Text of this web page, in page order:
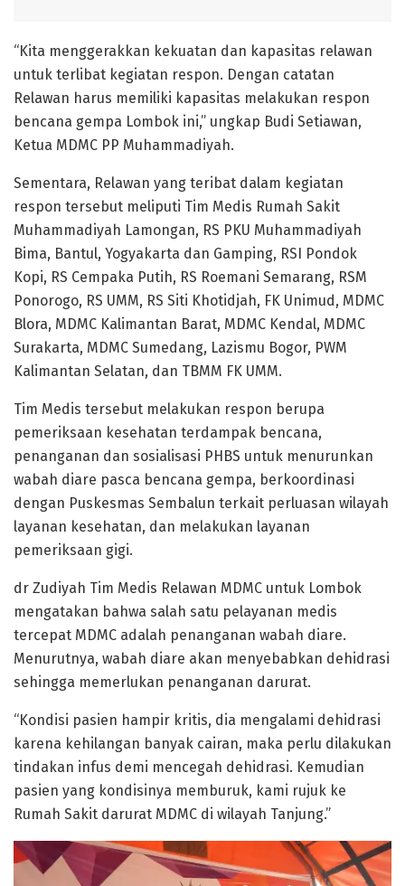
“Kita menggerakkan kekuatan dan kapasitas relawan
untuk terlibat kegiatan respon. Dengan catatan
Relawan harus memiliki kapasitas melakukan respon
bencana gempa Lombok ini,” ungkap Budi Setiawan,
Ketua MDMC PP Muhammadiyah.
Sementara, Relawan yang teribat dalam kegiatan
respon tersebut meliputi Tim Medis Rumah Sakit
Muhammadiyah Lamongan, RS PKU Muhammadiyah
Bima, Bantul, Yogyakarta dan Gamping, RSI Pondok
Kopi, RS Cempaka Putih, RS Roemani Semarang, RSM
Ponorogo, RS UMM, RS Siti Khotidjah, FK Unimud, MDMC
Blora, MDMC Kalimantan Barat, MDMC Kendal, MDMC
Surakarta, MDMC Sumedang, Lazismu Bogor, PWM
Kalimantan Selatan, dan TBMM FK UMM.
Tim Medis tersebut melakukan respon berupa
pemeriksaan kesehatan terdampak bencana,
penanganan dan sosialisasi PHBS untuk menurunkan
wabah diare pasca bencana gempa, berkoordinasi
dengan Puskesmas Sembalun terkait perluasan wilayah
layanan kesehatan, dan melakukan layanan
pemeriksaan gigi.
dr Zudiyah Tim Medis Relawan MDMC untuk Lombok
mengatakan bahwa salah satu pelayanan medis
tercepat MDMC adalah penanganan wabah diare.
Menurutnya, wabah diare akan menyebabkan dehidrasi
sehingga memerlukan penanganan darurat.
“Kondisi pasien hampir kritis, dia mengalami dehidrasi
karena kehilangan banyak cairan, maka perlu dilakukan
tindakan infus demi mencegah dehidrasi. Kemudian
pasien yang kondisinya memburuk, kami rujuk ke
Rumah Sakit darurat MDMC di wilayah Tanjung.”